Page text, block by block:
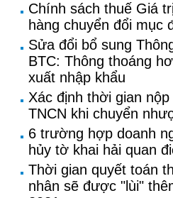
Chính sách thuế Giá
hàng chuyển đổi mục
Sửa đổi bổ sung
BTC: Thông thoáng
xuất nhập khẩu
Xác định thời gian
TNCN khi chuyển
6 trường hợp doanh
hủy tờ khai hải quan
Thời gian quyết toán
nhân sẽ được "lùi"